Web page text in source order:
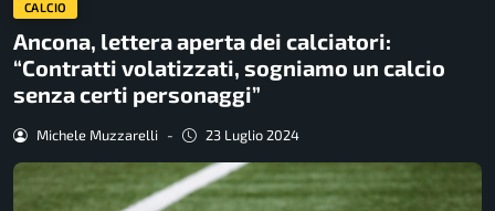
CALCIO
Ancona, lettera aperta dei calciatori:
“Contratti volatizzati, sogniamo un calcio
senza certi personaggi”
Michele Muzzarelli - 23 Luglio 2024